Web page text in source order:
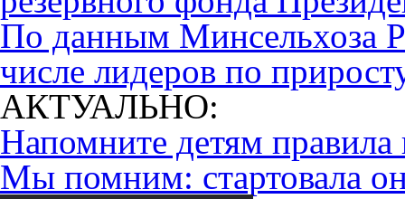
По данным Минсельхоза
числе лидеров по
АКТУАЛЬНО:
Напомните детям правила
Мы помним: стартовала